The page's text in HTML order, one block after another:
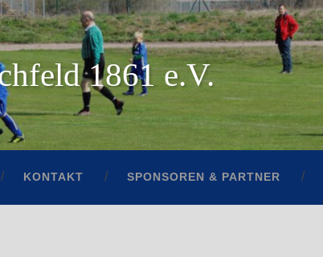
1861 e.V.
KONTAKT SPONSOREN & PARTNER